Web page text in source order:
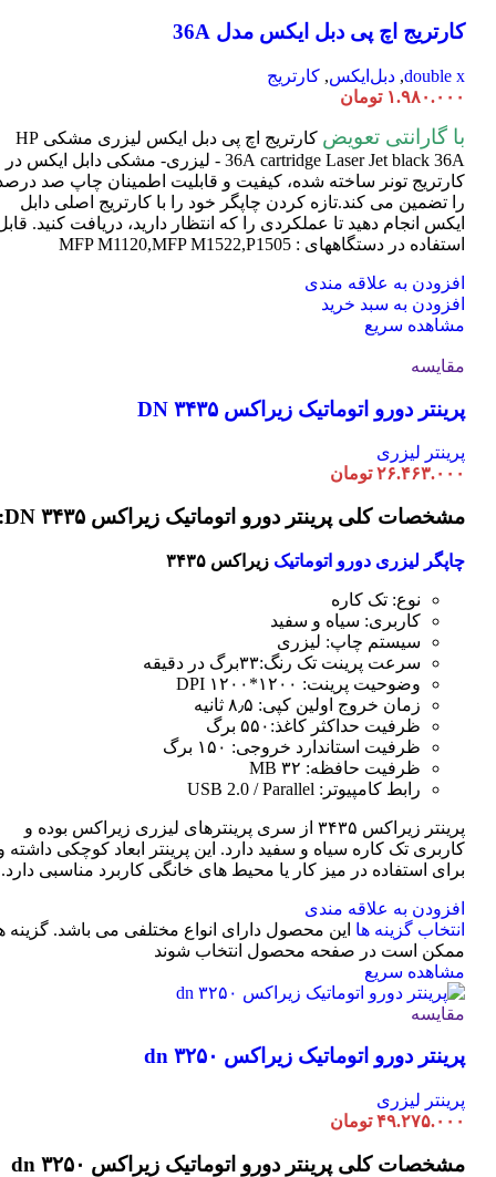
کارتریج اچ پی دبل ایکس مدل 36A
double x
, دبل‌ایکس, کارتریج
۱.۹۸۰.۰۰۰ تومان
با گارانتی تعویض
کارتریج اچ پی دبل ایکس لیزری مشکی HP
36A cartridge Laser
Jet black 36A - لیزری- مشکی دابل ایکس در
کارتریج تونر ساخته شده، کیفیت و قابلیت اطمینان چاپ صد
را تضمین می کند.تازه کردن چاپگر خود را با کارتریج اصلی دابل
ایکس انجام دهید تا عملکردی را که انتظار دارید، دریافت کنید.
استفاده در دستگاههای : MFP M1120,MFP M1522,P1505
افزودن به علاقه مندی
افزودن به سبد خرید
مشاهده سریع
مقایسه
پرینتر دورو اتوماتیک زیراکس DN ۳۴۳۵
پرینتر لیزری
۲۶.۴۶۳.۰۰۰ تومان
مشخصات کلی پرینتر دورو اتوماتیک زیراکس DN ۳۴۳۵:
چاپگر لیزری دورو اتوماتیک زیراکس ۳۴۳۵
نوع: تک کاره
کاربری: سیاه و سفید
سیستم چاپ: لیزری
سرعت پرینت تک رنگ:۳۳برگ در دقیقه
وضوحیت پرینت: ۱۲۰۰*۱۲۰۰ DPI
زمان خروج اولین کپی: ۸٫۵ ثانیه
ظرفیت حداکثر کاغذ:۵۵۰ برگ
ظرفیت استاندارد خروجی: ۱۵۰ برگ
ظرفیت حافظه: ۳۲ MB
رابط کامپیوتر: USB 2.0 / Parallel
پرینتر زیراکس ۳۴۳۵ از سری پرینترهای لیزری زیراکس بوده و
کاربری تک کاره سیاه و سفید دارد. این پرینتر ابعاد کوچکی داشته
برای استفاده در میز کار یا محیط های خانگی کاربرد مناسبی دارد.
افزودن به علاقه مندی
انتخاب گزینه ها این محصول دارای انواع مختلفی می باشد. گزینه
ممکن است در صفحه محصول انتخاب شوند
مشاهده سریع
مقایسه
پرینتر دورو اتوماتیک زیراکس dn ۳۲۵۰
پرینتر لیزری
۴۹.۲۷۵.۰۰۰ تومان
مشخصات کلی پرینتر دورو اتوماتیک زیراکس dn ۳۲۵۰